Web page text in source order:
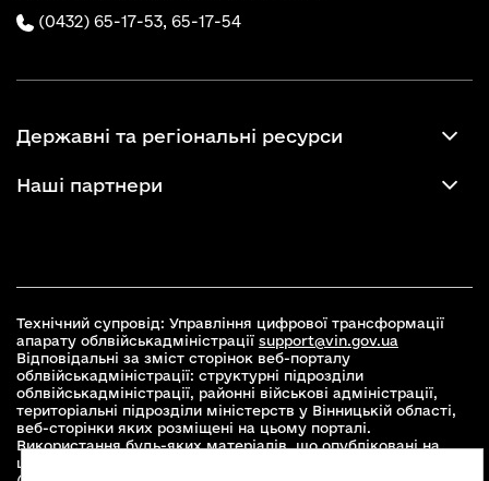
(0432) 65-17-53, 65-17-54
Державні та регіональні ресурси
Наші партнери
Технічний супровід: Управління цифрової трансформації
апарату облвійськадміністрації support@vin.gov.ua
Відповідальні за зміст сторінок веб-порталу
облвійськадміністрації: структурні підрозділи
облвійськадміністрації, районні військові адміністрації,
територіальні підрозділи міністерств у Вінницькій області,
веб-сторінки яких розміщені на цьому порталі.
Використання будь-яких матеріалів, що опубліковані на
цьому сайті, дозволяється при умові зазначення посилання